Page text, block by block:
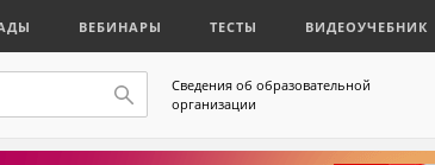
ВЕБИНАРЫ ТЕСТЫ ВИДЕОУЧЕБНИК
Сведения об образовательной
организации